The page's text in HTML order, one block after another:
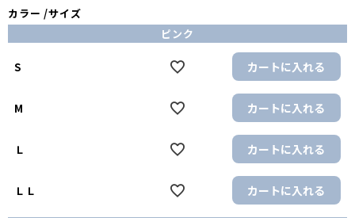
カラー サイズ
ピンク
S カートに入れる
M カートに入れる
Ｌ カートに入れる
ＬＬ カートに入れる